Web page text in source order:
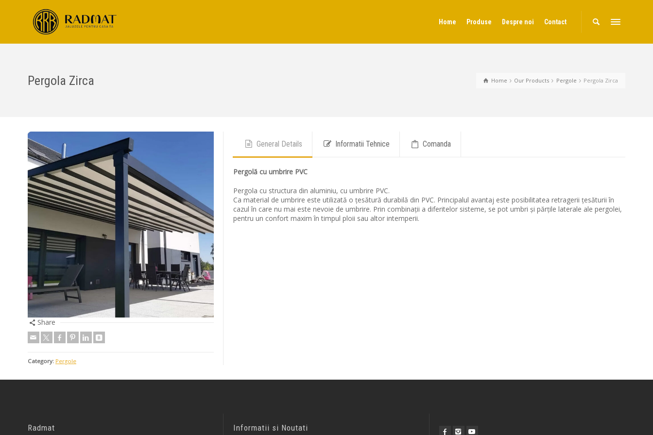
Home Produse Despre noi Contact
Home Our Products Pergole Pergola Zirca
Pergola Zirca
Share
Category: Pergole
General Details Informatii Tehnice Comanda
Pergolă cu umbrire PVC
Pergola cu structura din aluminiu, cu umbrire PVC.
Ca material de umbrire este utilizată o țesătură durabilă din PVC. Principalul avantaj este posibilitatea retragerii țesăturii în
cazul în care nu mai este nevoie de umbrire. Prin combinații a diferitelor sisteme, se pot umbri și părțile laterale ale pergolei,
pentru un confort maxim în timpul ploii sau altor intemperii.
Radmat Informatii si Noutati